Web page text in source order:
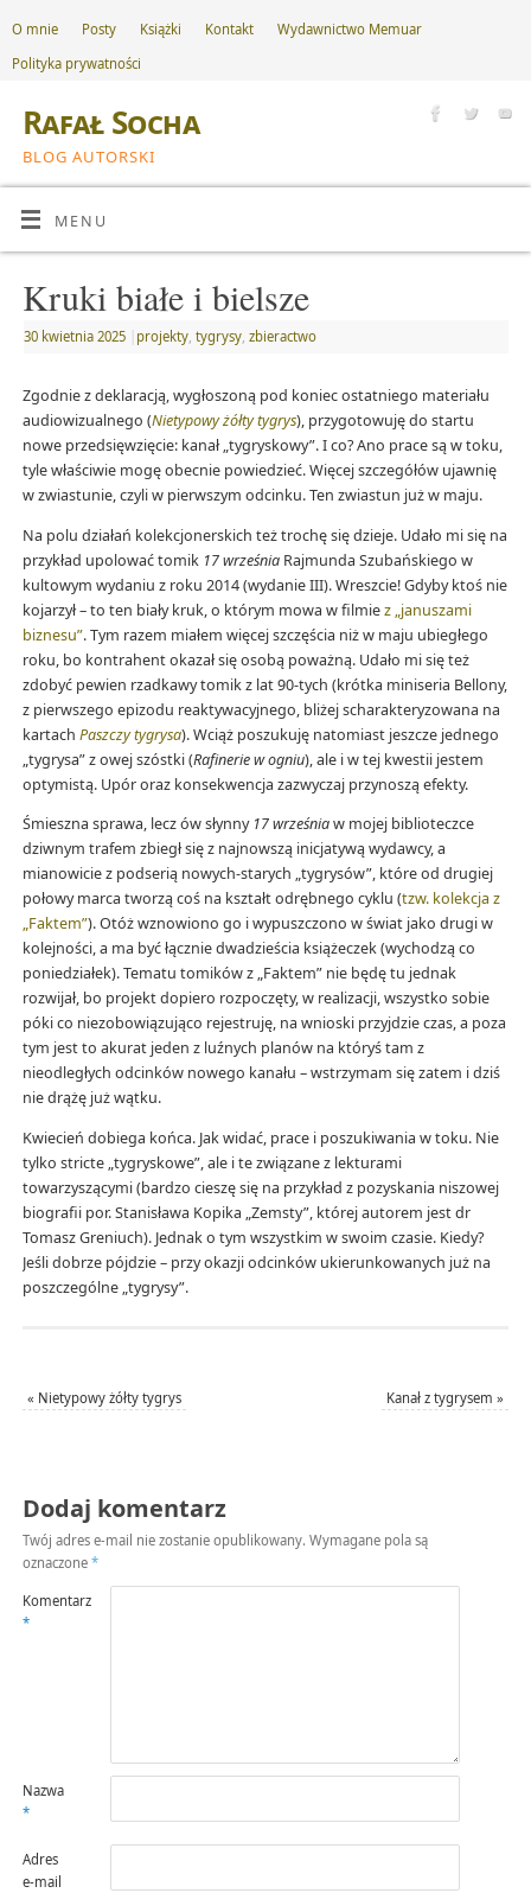
O mnie Posty Książki Kontakt
Wydawnictwo Memuar
Polityka prywatności
Rafał Socha
BLOG AUTORSKI
MENU
Kruki białe i bielsze
30 kwietnia 2025 projekty, tygrysy, zbieractwo
Zgodnie z deklaracją, wygłoszoną pod koniec ostatniego materiału
audiowizualnego (Nietypowy żółty tygrys), przygotowuję do startu
nowe przedsięwzięcie: kanał „tygryskowy”. I co? Ano prace są w toku,
tyle właściwie mogę obecnie powiedzieć. Więcej szczegółów ujawnię
w zwiastunie, czyli w pierwszym odcinku. Ten zwiastun już w maju.
Na polu działań kolekcjonerskich też trochę się dzieje. Udało mi się na
przykład upolować tomik 17 wrześniaRajmunda Szubańskiego w
kultowym wydaniu z roku 2014 (wydanie III). Wreszcie! Gdyby ktoś nie
kojarzył – to ten biały kruk, o którym mowa w filmiez „januszami
biznesu”. Tym razem miałem więcej szczęścia niż w maju ubiegłego
roku, bo kontrahent okazał się osobą poważną. Udało mi się też
zdobyć pewien rzadkawy tomik z lat 90-tych (krótka miniseria Bellony,
z pierwszego epizodu reaktywacyjnego, bliżej scharakteryzowana na
kartach Paszczy tygrysa). Wciąż poszukuję natomiast jeszcze jednego
„tygrysa” z owej szóstki (Rafinerie w ogniu), ale i w tej kwestii jestem
optymistą. Upór oraz konsekwencja zazwyczaj przynoszą efekty.
Śmieszna sprawa, lecz ów słynny 17 wrześniaw mojej biblioteczce
dziwnym trafem zbiegł się z najnowszą inicjatywą wydawcy, a
mianowicie z podserią nowych-starych „tygrysów”, które od drugiej
połowy marca tworzą coś na kształt odrębnego cyklu (tzw. kolekcja z
„Faktem”). Otóż wznowiono go i wypuszczono w świat jako drugi w
kolejności, a ma być łącznie dwadzieścia książeczek (wychodzą co
poniedziałek). Tematu tomików z „Faktem” nie będę tu jednak
rozwijał, bo projekt dopiero rozpoczęty, w realizacji, wszystko sobie
póki co niezobowiązująco rejestruję, na wnioski przyjdzie czas, a poza
tym jest to akurat jeden z luźnych planów na któryś tam z
nieodległych odcinków nowego kanału – wstrzymam się zatem i dziś
nie drążę już wątku.
Kwiecień dobiega końca. Jak widać, prace i poszukiwania w toku. Nie
tylko stricte „tygryskowe”, ale i te związane z lekturami
towarzyszącymi (bardzo cieszę się na przykład z pozyskania niszowej
biografii por. Stanisława Kopika „Zemsty”, której autorem jest dr
Tomasz Greniuch). Jednak o tym wszystkim w swoim czasie. Kiedy?
Jeśli dobrze pójdzie – przy okazji odcinków ukierunkowanych już na
poszczególne „tygrysy”.
« Nietypowy żółty tygrys Kanał z tygrysem»
Dodaj komentarz
Twój adres e-mail nie zostanie opublikowany. Wymagane pola są
oznaczone *
Komentarz
*
Nazwa
*
Adres
e-mail